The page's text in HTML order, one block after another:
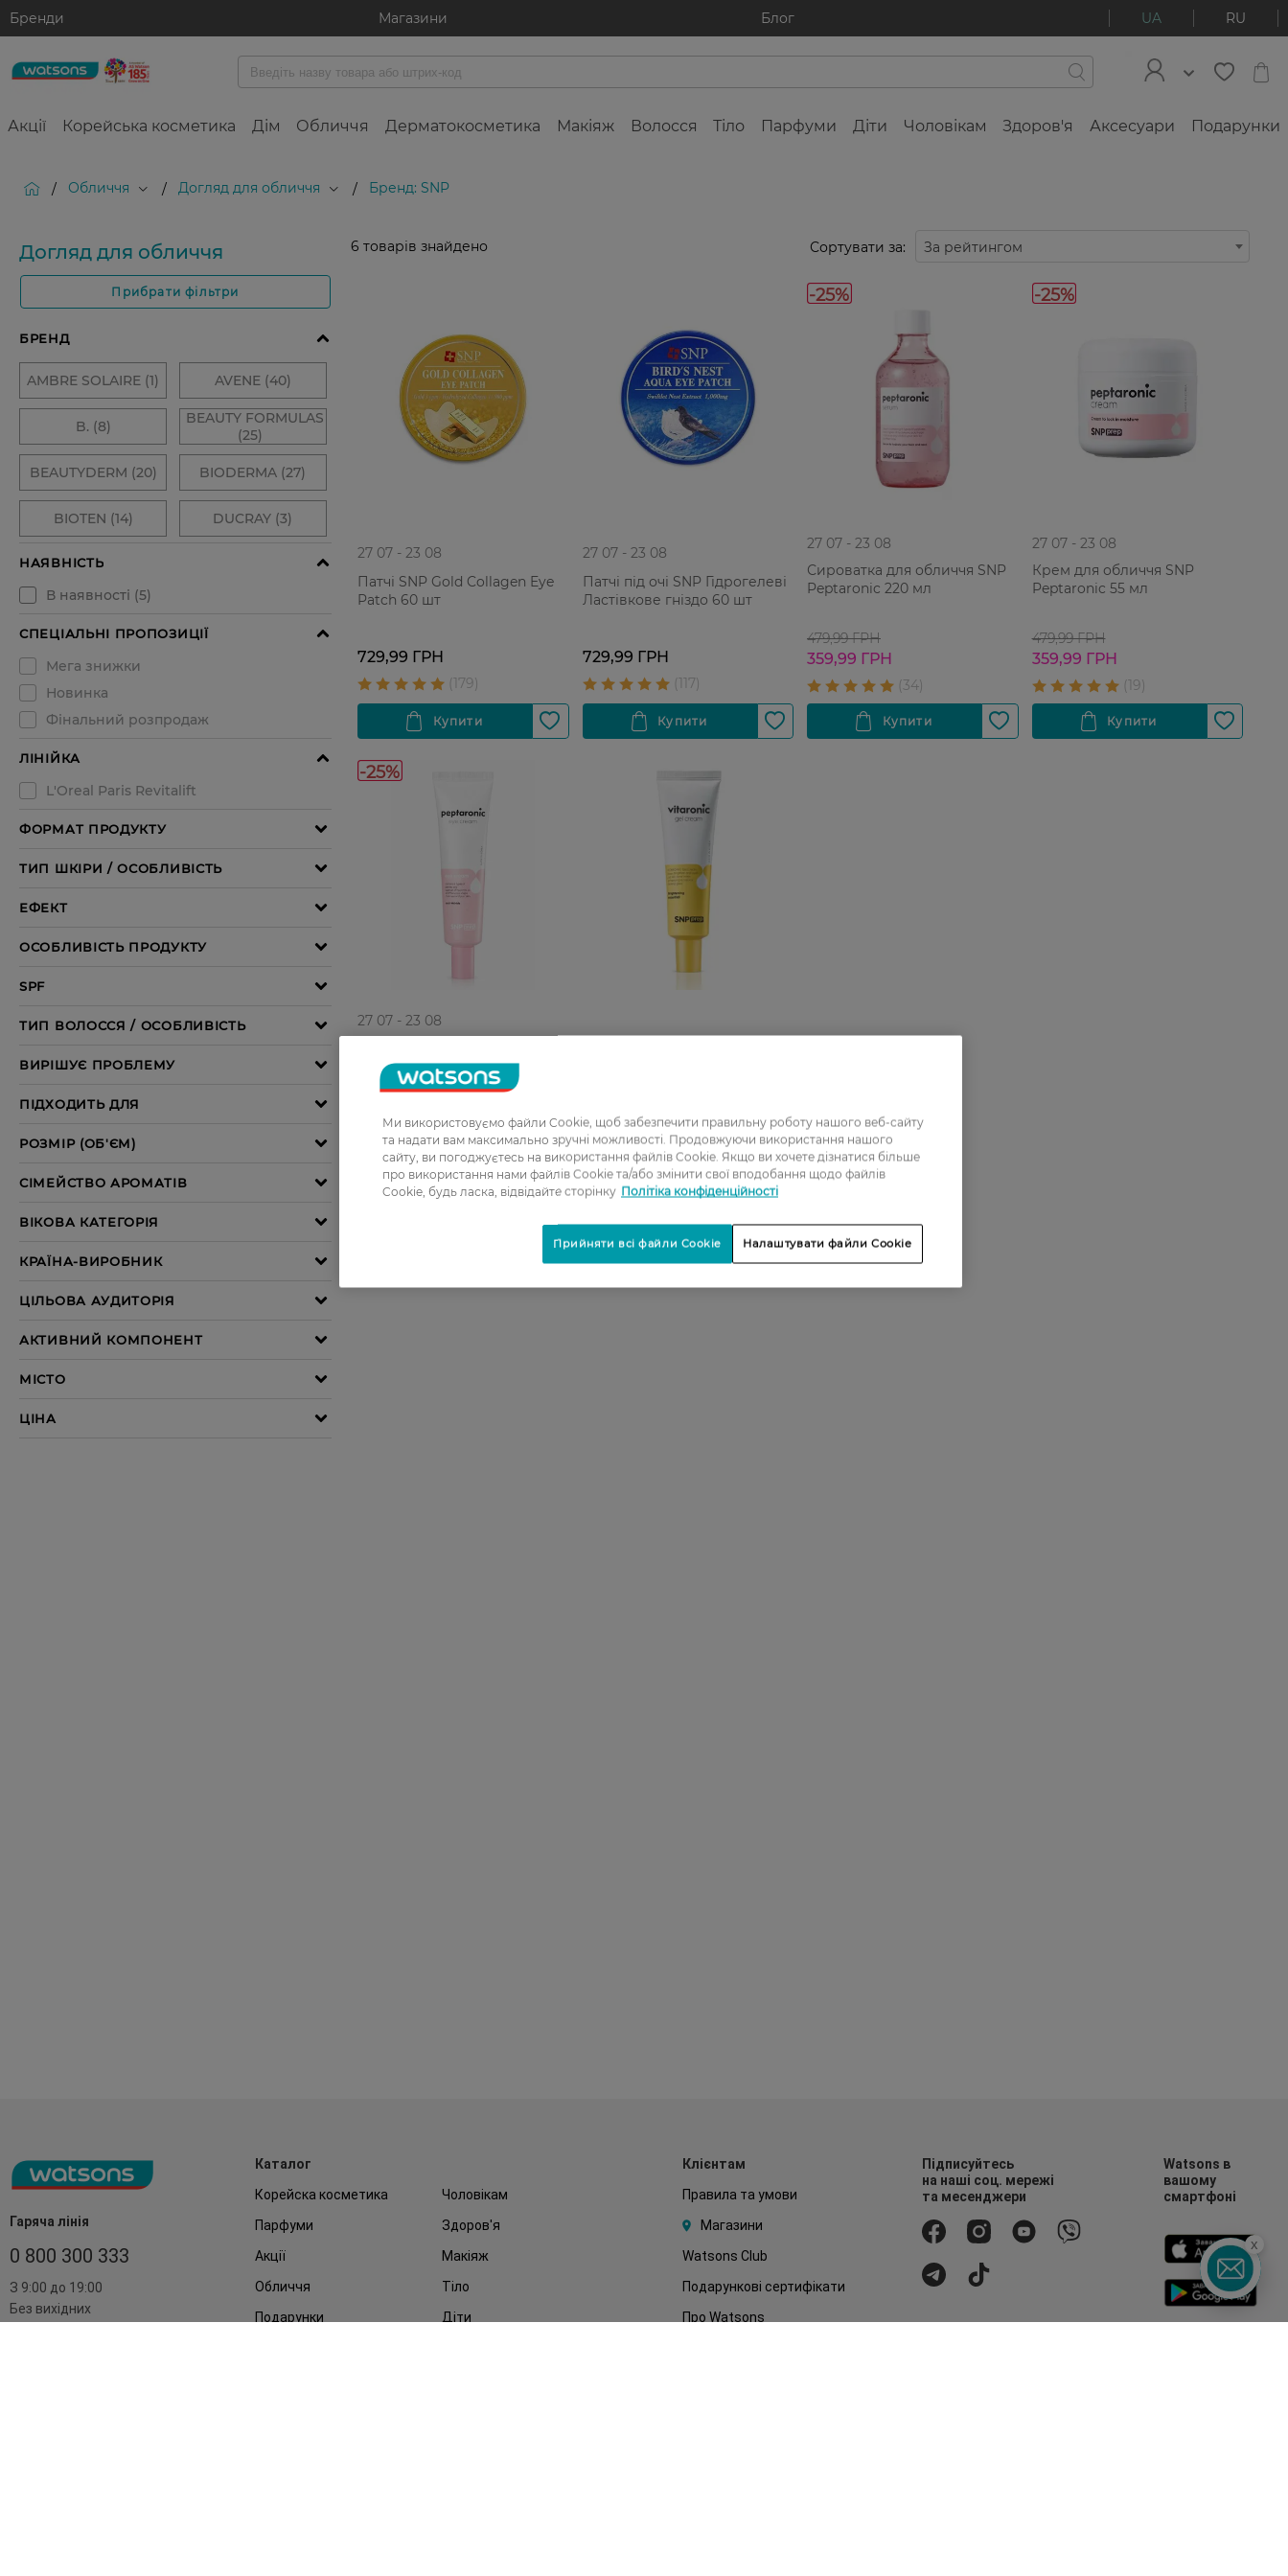
Бренди Магазини Блог UA RU
Акції Корейська косметика Дім Обличчя Дерматокосметика Макіяж Волосся Тіло Парфуми Діти Чоловікам Здоров'я Аксесуари Подарунки
/ Обличчя / Догляд для обличчя / Бренд: SNP
Догляд для обличчя
Прибрати фільтри
6 товарів знайдено Сортувати за: За рейтингом
27 07 - 23 08
Патчі SNP Gold Collagen Eye
Patch 60 шт
729,99 ГРН
27 07 - 23 08
Патчі під очі SNP Гідрогелеві
Ластівкове гніздо 60 шт
729,99 ГРН
-25%
27 07 - 23 08
Сироватка для обличчя SNP
Peptaronic 220 мл
479,99 ГРН
359,99 ГРН
-25%
27 07 - 23 08
Крем для обличчя SNP
Peptaronic 55 мл
479,99 ГРН
359,99 ГРН
-25%
27 07 - 23 08
Peptaronic 50 мл
479,99 ГРН
359,99 ГРН
Крем-гель для сяйва шкіри
Гаряча лінія
0 800 300 333
З 9:00 до 19:00
Без вихідних
Каталог
Корейска косметика
Чоловікам
Парфуми
Здоров'я
Акції
Макіяж
Обличчя
Тіло
Подарунки
Діти
Клієнтам
Правила та умови
Магазини
Watsons Club
Подарункові сертифікати
Про Watsons
Підписуйтесь
на наші соц. мережі
та месенджери
Watsons в
вашому
смартфоні
x
Ми використовуємо файли Cookie, щоб забезпечити правильну роботу нашого веб-сайту
та надати вам максимально зручні можливості. Продовжуючи використання нашого
сайту, ви погоджуєтесь на використання файлів Cookie. Якщо ви хочете дізнатися більше
про використання нами файлів Cookie та/або змінити свої вподобання щодо файлів
Cookie, будь ласка, відвідайте сторінку Політіка конфіденційності
Налаштувати файли Cookie
Прийняти всі файли Cookie